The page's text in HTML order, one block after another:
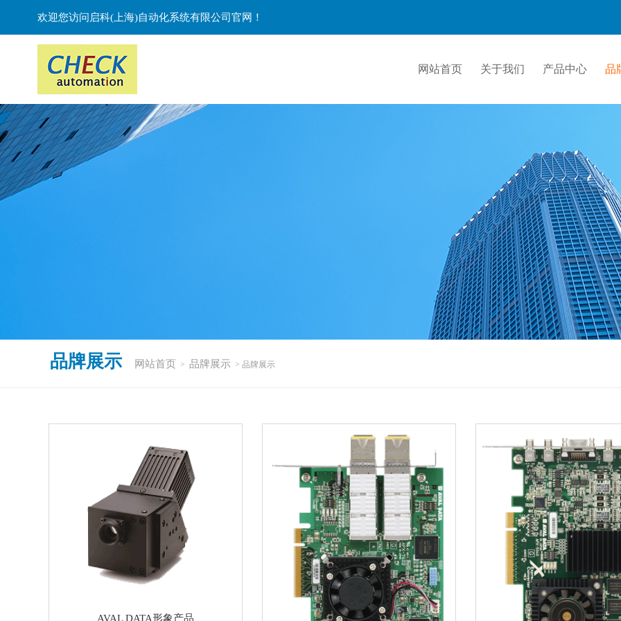
欢迎您访问启科(上海)自动化系统有限公司官网！
网站首页 关于我们 产品中心 品
品牌展示 网站首页 > 品牌展示 > 品牌展示
AVAL DATA形象产品